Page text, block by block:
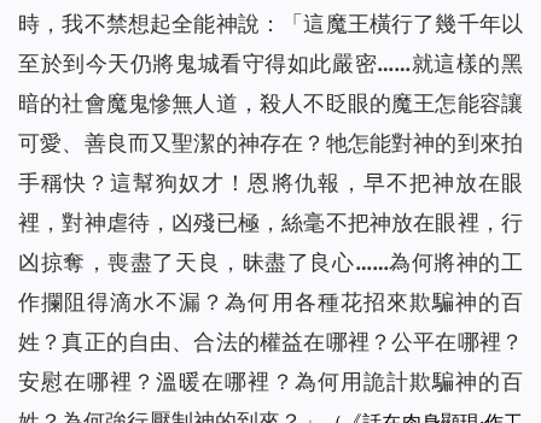
時，我不禁想起全能神說：
「這魔王橫行了幾千年以
至於到今天仍將鬼城看守得如此嚴密……就這樣的黑
暗的社會魔鬼慘無人道，殺人不眨眼的魔王怎能容讓
可愛、善良而又聖潔的神存在？牠怎能對神的到來拍
手稱快？這幫狗奴才！恩將仇報，早不把神放在眼
裡，對神虐待，凶殘已極，絲毫不把神放在眼裡，行
凶掠奪，喪盡了天良，昧盡了良心……為何將神的工
作攔阻得滴水不漏？為何用各種花招來欺騙神的百
姓？真正的自由、合法的權益在哪裡？公平在哪裡？
安慰在哪裡？溫暖在哪裡？為何用詭計欺騙神的百